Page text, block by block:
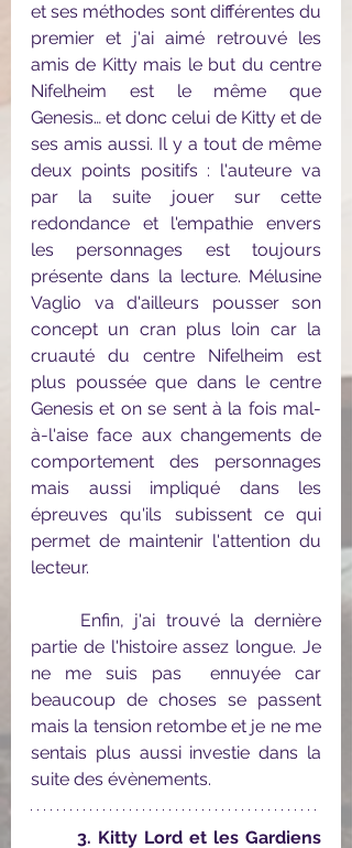
et ses méthodes sont différentes du
premier et j'ai aimé retrouvé les
amis de Kitty mais le but du centre
Nifelheim est le même que
Genesis… et donc celui de Kitty et de
ses amis aussi. Il y a tout de même
deux points positifs : l'auteure va
par la suite jouer sur cette
redondance et l'empathie envers
les personnages est toujours
présente dans la lecture. Mélusine
Vaglio va d'ailleurs pousser son
concept un cran plus loin car la
cruauté du centre Nifelheim est
plus poussée que dans le centre
Genesis et on se sent à la fois mal-
à-l'aise face aux changements de
comportement des personnages
mais aussi impliqué dans les
épreuves qu'ils subissent ce qui
permet de maintenir l'attention du
lecteur.
partie de l'histoire assez longue. Je
ne me suis pas  ennuyée car
beaucoup de choses se passent
mais la tension retombe et je ne me
sentais plus aussi investie dans la
suite des évènements.
3. Kitty Lord et les Gardiens